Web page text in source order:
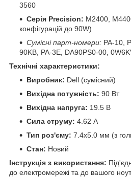
3560
Серія Precision: M2400,
конфігурацій до 90W)
Сумісні парт-номери: PA-10,
90KB, PA-3E, DA90PS0-00,
Технічні характеристики:
Виробник: Dell (сумісний)
Вихідна потужність: 90 Вт
Вихідна напруга: 19.5 В
Сила струму: 4.62 А
Тип роз'єму: 7.4x5.0 мм (з
Стан: Новий
Інструкція з використання:
до електромережі та до вашого